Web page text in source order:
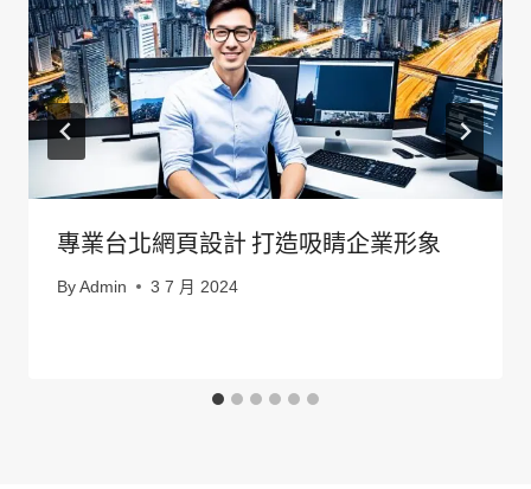
專業台北網頁設計 打造吸睛企業形象
By Admin 3 7 月 2024